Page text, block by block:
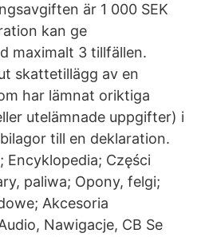
är 1 000 SEK
kan ge
maximalt 3 tillfällen.
skattetillägg av en
har lämnat oriktiga
utelämnade uppgifter) i
till en deklaration.
Encyklopedia; Części
paliwa; Opony, felgi;
Akcesoria
Nawigacje, CB Se